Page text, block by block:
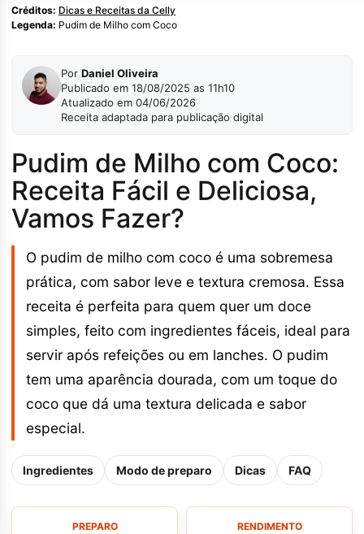
Créditos: Dicas e Receitas da Celly
Legenda: Pudim de Milho com Coco
Por Daniel Oliveira
Publicado em 18/08/2025 as 11h10
Atualizado em 04/06/2026
Receita adaptada para publicação digital
Pudim de Milho com Coco:
Receita Fácil e Deliciosa,
Vamos Fazer?
O pudim de milho com coco é uma sobremesa
prática, com sabor leve e textura cremosa. Essa
receita é perfeita para quem quer um doce
simples, feito com ingredientes fáceis, ideal para
servir após refeições ou em lanches. O pudim
tem uma aparência dourada, com um toque do
coco que dá uma textura delicada e sabor
especial.
Ingredientes Modo de preparo Dicas FAQ
PREPARO RENDIMENTO